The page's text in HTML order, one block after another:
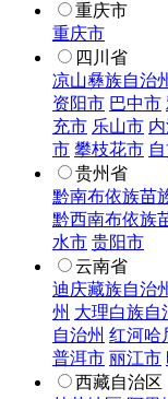
重庆市
重庆市
四川省
凉山彝族自治
资阳市 巴中市
充市 乐山市
市 攀枝花市
贵州省
黔南布依族苗
黔西南布依族
水市 贵阳市
云南省
迪庆藏族自治
州 大理白族自
自治州 红河哈
普洱市 丽江市
西藏自治区